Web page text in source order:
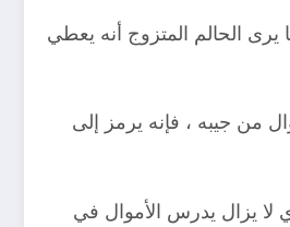
الحالم المتزوج أنه يعطي
من جيبه ، فإنه يرمز إلى
لا يزال يدرس الأموال في